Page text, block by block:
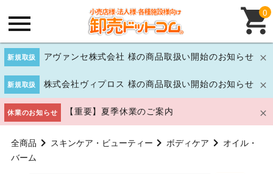
新規取扱 アヴァンセ株式会社 様の商品取扱い開始のお知らせ
新規取扱 株式会社ヴィプロス 様の商品取扱い開始のお知らせ
休業のお知らせ 【重要】夏季休業のご案内
0
全商品 スキンケア・ビューティー ボディケア
オイル・
バーム